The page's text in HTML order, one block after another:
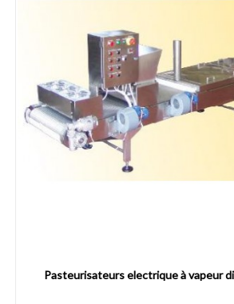
Pasteurisateurs electrique à vapeur